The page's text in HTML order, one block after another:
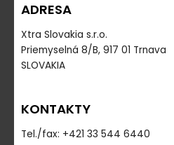
ADRESA
Xtra Slovakia s.r.o.
Priemyselná 8/B, 917 01 Trnava
SLOVAKIA
KONTAKTY
Tel./fax: +421 33 544 6440